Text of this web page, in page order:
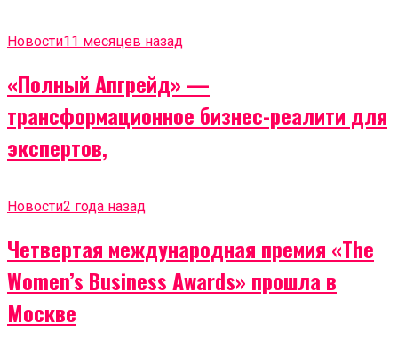
Новости11 месяцев назад
«Полный Апгрейд» —
трансформационное бизнес-реалити для
экспертов,
Новости2 года назад
Четвертая международная премия «The
Women’s Business Awards» прошла в
Москве